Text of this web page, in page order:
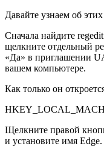
Давайте узнаем об
Сначала найдите
щелкните отдельный
«Да» в приглашении
вашем компьютере.
Как только он
Щелкните правой
и установите имя Edge.